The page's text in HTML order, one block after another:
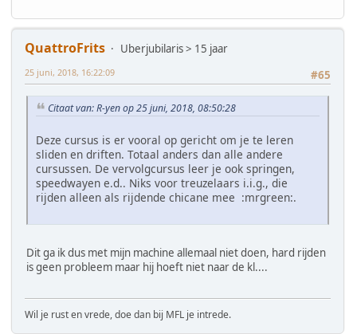
QuattroFrits
Uberjubilaris > 15 jaar
#65
25 juni, 2018, 16:22:09
Citaat van: R-yen op 25 juni, 2018, 08:50:28
Deze cursus is er vooral op gericht om je te leren
sliden en driften. Totaal anders dan alle andere
cursussen. De vervolgcursus leer je ook springen,
speedwayen e.d.. Niks voor treuzelaars i.i.g., die
rijden alleen als rijdende chicane mee :mrgreen:.
Dit ga ik dus met mijn machine allemaal niet doen, hard rijden
is geen probleem maar hij hoeft niet naar de kl....
Wil je rust en vrede, doe dan bij MFL je intrede.